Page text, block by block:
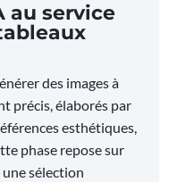
au service
des images à
précis, élaborés par
esthétiques,
phase repose sur
sélection